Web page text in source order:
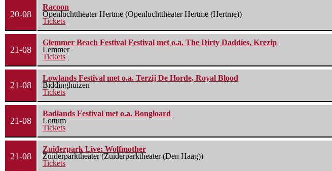
20-08
Racoon
Openluchttheater Hertme (Openluchttheater Hertme (Hertme))
Tickets
21-08
Glemmer Beach Festival Festival met o.a. The Dirty Daddies, Krezip
Lemmer
Tickets
21-08
Lowlands Festival met o.a. Terzij De Horde, Royal Blood
Biddinghuizen
Tickets
21-08
Badlands Festival met o.a. Bongloard
Lottum
Tickets
21-08
Zuiderpark Live: Wolfmother
Zuiderparktheater (Zuiderparktheater (Den Haag))
Tickets